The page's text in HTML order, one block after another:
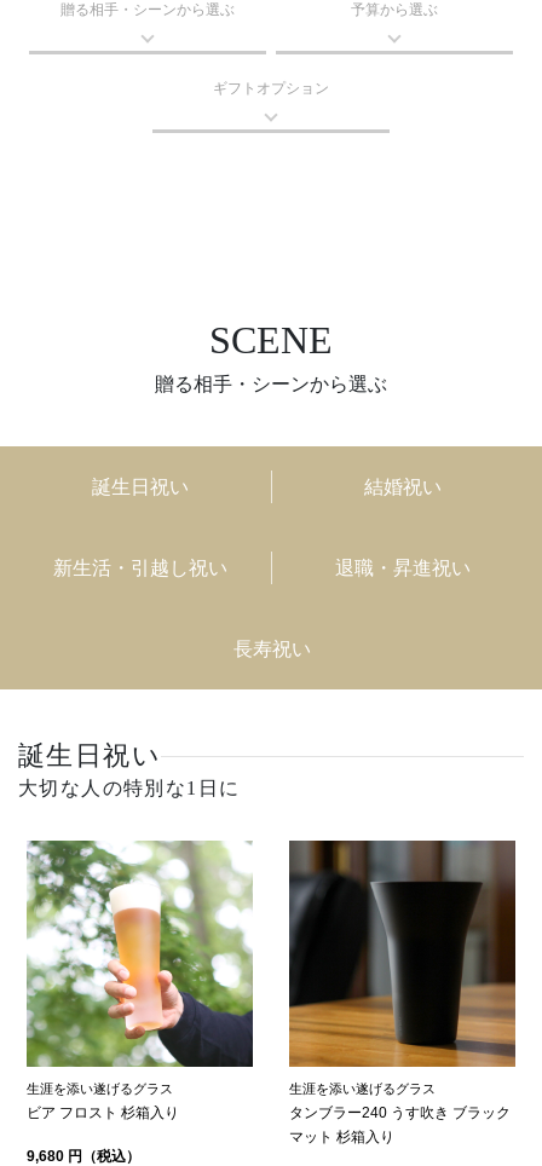
贈る相手・シーンから選ぶ 予算から選ぶ
ギフトオプション
SCENE
贈る相手・シーンから選ぶ
誕生日祝い 結婚祝い
新生活・引越し祝い 退職・昇進祝い
長寿祝い
誕生日祝い
大切な人の特別な1日に
生涯を添い遂げるグラス
ビア フロスト 杉箱入り
9,680 円（税込）
生涯を添い遂げるグラス
タンブラー240 うす吹き ブラック
マット 杉箱入り